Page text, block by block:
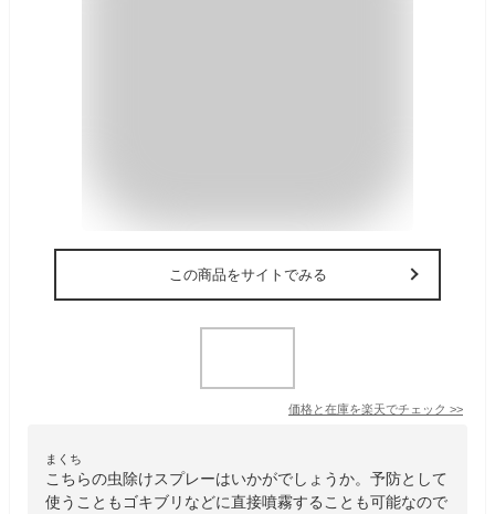
この商品をサイトでみる
価格と在庫を楽天でチェック >>
まくち
こちらの虫除けスプレーはいかがでしょうか。予防として
使うこともゴキブリなどに直接噴霧することも可能なので